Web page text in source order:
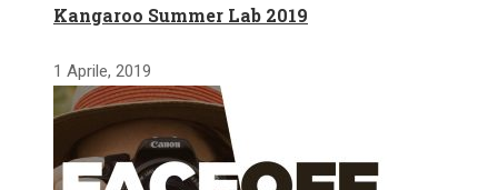
Kangaroo Summer Lab 2019
1 Aprile, 2019